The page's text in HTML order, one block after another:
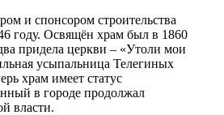
и спонсором строительства
году. Освящён храм был в 1860
придела церкви – «Утоли мои
усыпальница Телегиных
храм имеет статус
в городе продолжал
власти.